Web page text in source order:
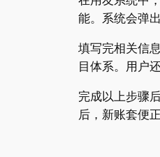
能。系统会弹
填写完相关信
目体系。用户
完成以上步骤
后，新账套便